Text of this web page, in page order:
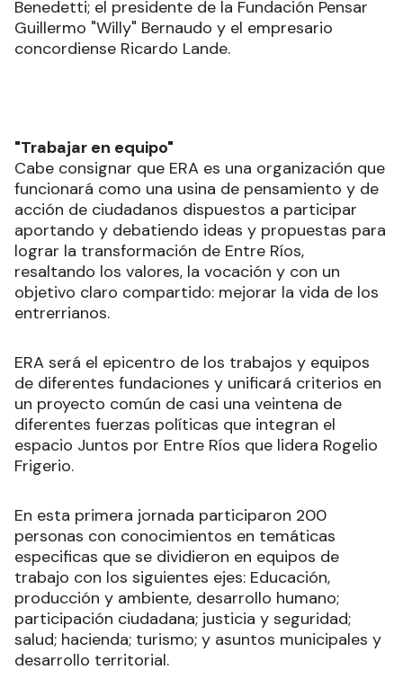
Benedetti; el presidente de la Fundación Pensar
Guillermo "Willy" Bernaudo y el empresario
concordiense Ricardo Lande.
"Trabajar en equipo"
Cabe consignar que ERA es una organización que
funcionará como una usina de pensamiento y de
acción de ciudadanos dispuestos a participar
aportando y debatiendo ideas y propuestas para
lograr la transformación de Entre Ríos,
resaltando los valores, la vocación y con un
objetivo claro compartido: mejorar la vida de los
entrerrianos.
ERA será el epicentro de los trabajos y equipos
de diferentes fundaciones y unificará criterios en
un proyecto común de casi una veintena de
diferentes fuerzas políticas que integran el
espacio Juntos por Entre Ríos que lidera Rogelio
Frigerio.
En esta primera jornada participaron 200
personas con conocimientos en temáticas
especificas que se dividieron en equipos de
trabajo con los siguientes ejes: Educación,
producción y ambiente, desarrollo humano;
participación ciudadana; justicia y seguridad;
salud; hacienda; turismo; y asuntos municipales y
desarrollo territorial.